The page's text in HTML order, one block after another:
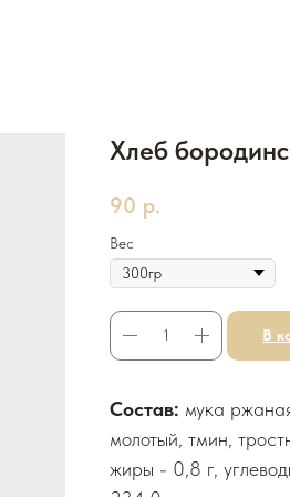
Хлеб
90 р.
Вес
В
Состав: мука
молотый, тмин,
жиры - 0,8 г,